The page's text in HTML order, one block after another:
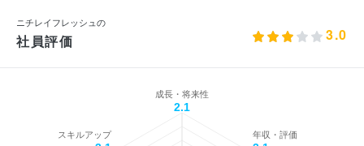
ニチレイフレッシュの
社員評価 3.0
成長・将来性
2.1
年収・評価
スキルアップ